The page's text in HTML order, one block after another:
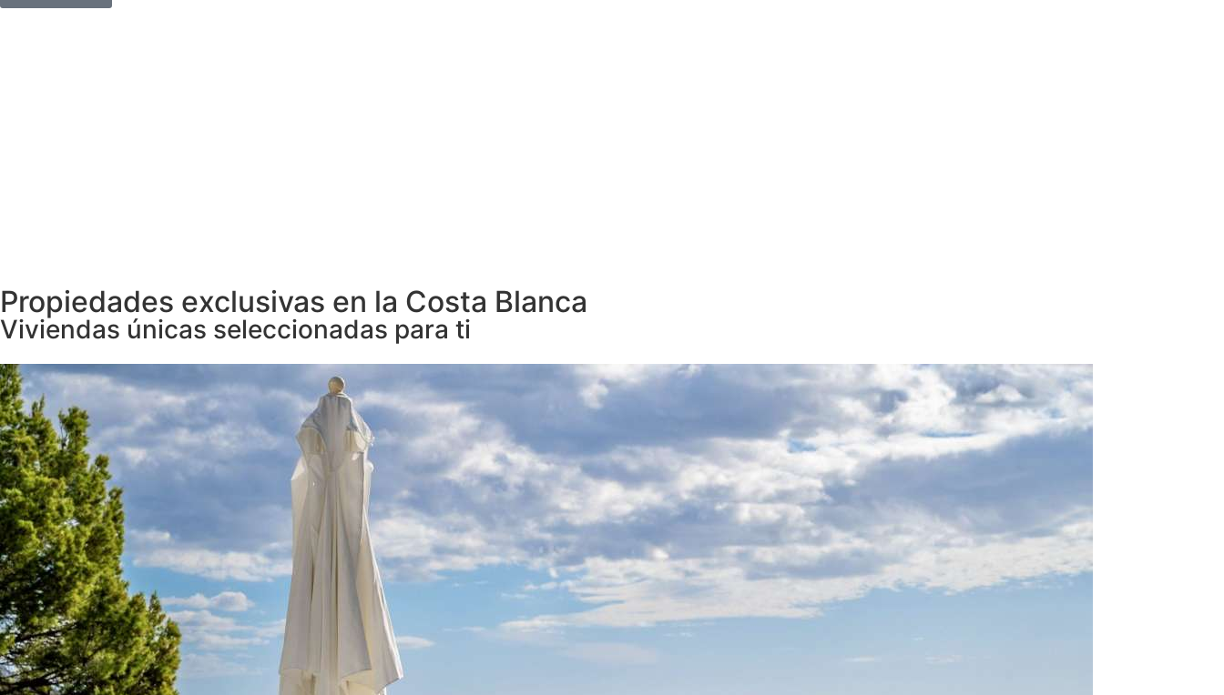
Propiedades exclusivas en la Costa Blanca
Viviendas únicas seleccionadas para ti